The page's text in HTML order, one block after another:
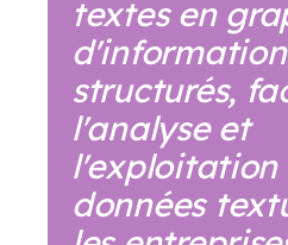
textes en
structurés,
l'analyse et
l'exploitation
données